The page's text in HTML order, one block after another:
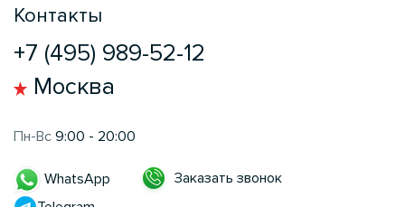
Контакты
+7 (495) 989-52-12
Москва
Пн-Вс 9:00 - 20:00
WhatsApp
Заказать звонок